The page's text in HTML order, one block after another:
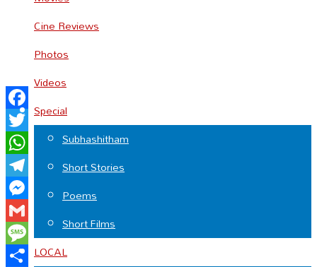
Cine Reviews
Photos
Videos
Special
Subhashitham
Short Stories
Poems
Short Films
LOCAL
Facebook
Twitter
WhatsApp
Telegram
Messenger
Gmail
Message